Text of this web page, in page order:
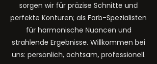
sorgen wir für präzise Schnitte und
perfekte Konturen; als Farb-Spezialisten
für harmonische Nuancen und
strahlende Ergebnisse. Willkommen bei
uns: persönlich, achtsam, professionell.